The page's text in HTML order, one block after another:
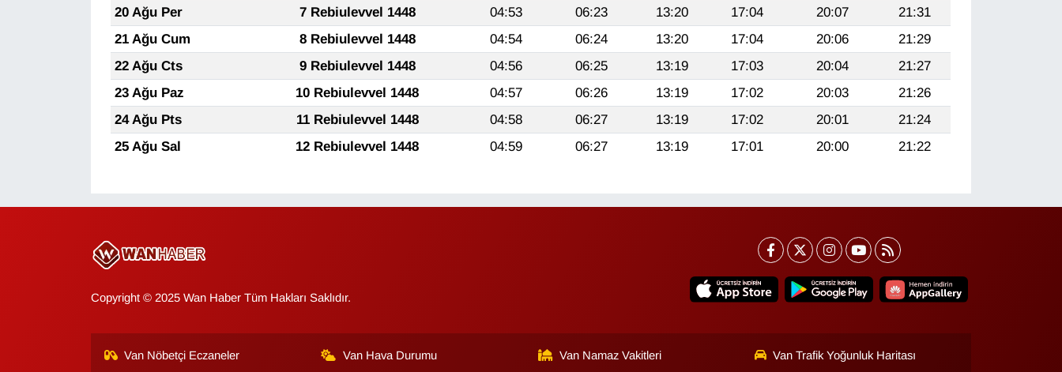
20 Ağu Per
7 Rebiulevvel 1448 04:53 06:23 13:20 17:04 20:07
21:31
21 Ağu Cum
8 Rebiulevvel 1448 04:54 06:24 13:20 17:04 20:06
21:29
22 Ağu Cts
9 Rebiulevvel 1448 04:56 06:25 13:19 17:03 20:04
21:27
23 Ağu Paz
10 Rebiulevvel 1448 04:57 06:26 13:19 17:02 20:03
21:26
24 Ağu Pts
11 Rebiulevvel 1448 04:58 06:27 13:19 17:02 20:01
21:24
25 Ağu Sal
12 Rebiulevvel 1448 04:59 06:27 13:19 17:01 20:00 21:22
Copyright © 2025 Wan Haber Tüm Hakları Saklıdır.
Van Nöbetçi Eczaneler Van Hava Durumu Van Namaz Vakitleri Van Trafik Yoğunluk Haritası
Sinema - TV
VAN'DA SPOR